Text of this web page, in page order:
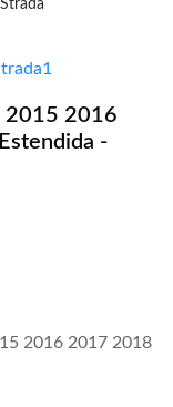
2015 2016
-
2016 2017 2018